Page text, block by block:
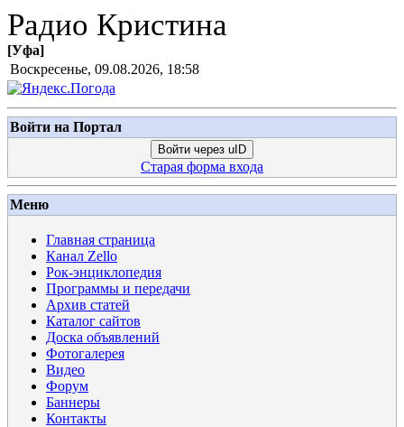
Радио Кристина
[Уфа]
Воскресенье, 09.08.2026, 18:58
Войти на Портал
Войти через uID
Старая форма входа
Меню
Главная страница
Канал Zello
Рок-энциклопедия
Программы и передачи
Архив статей
Каталог сайтов
Доска объявлений
Фотогалерея
Видео
Форум
Баннеры
Контакты